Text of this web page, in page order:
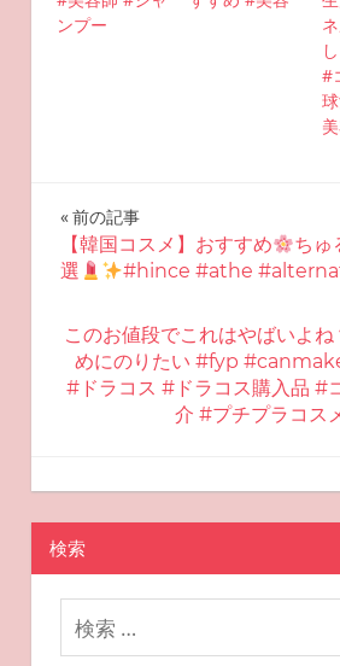
ンプー
#
投
稿
ナ
ビ
シ
ョ
ン
前の記事
【韓国コスメ】おすすめ
ちゅ
選
#hince #athe
このお値段でこれはやばいよね
めにのりたい #fyp
#ドラコス #ドラコス購入品 #
介 #プチプラコス
2025-04-10
miyu
おすすめ美容
検索